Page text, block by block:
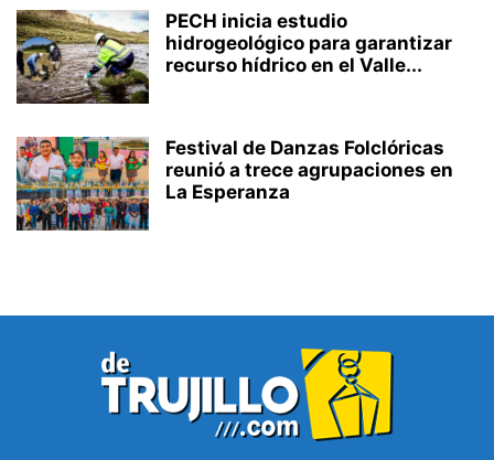
PECH inicia estudio
hidrogeológico para garantizar
recurso hídrico en el Valle...
Festival de Danzas Folclóricas
reunió a trece agrupaciones en
La Esperanza